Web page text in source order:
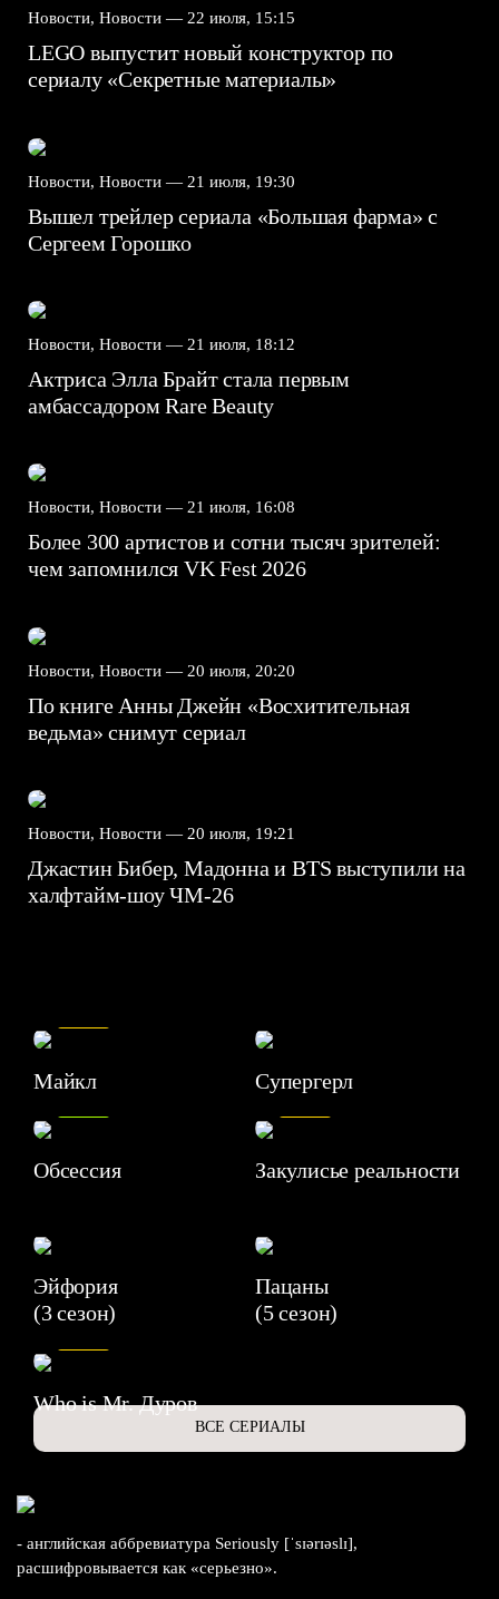
Новости, Новости — 22 июля, 15:15
LEGO выпустит новый конструктор по
сериалу «Секретные материалы»
Новости, Новости — 21 июля, 19:30
Вышел трейлер сериала «Большая фарма» с
Сергеем Горошко
Новости, Новости — 21 июля, 18:12
Актриса Элла Брайт стала первым
амбассадором Rare Beauty
Новости, Новости — 21 июля, 16:08
Более 300 артистов и сотни тысяч зрителей:
чем запомнился VK Fest 2026
Новости, Новости — 20 июля, 20:20
По книге Анны Джейн «Восхитительная
ведьма» снимут сериал
Новости, Новости — 20 июля, 19:21
Джастин Бибер, Мадонна и BTS выступили на
халфтайм-шоу ЧМ-26
Майкл Супергерл
8.2
Обсессия
7.1
Закулисье реальности
Эйфория
(3 сезон)
Пацаны
(5 сезон)
Who is Mr. Дуров
ВСЕ СЕРИАЛЫ
- английская аббревиатура Seriously [ˈsɪərɪəslɪ],
расшифровывается как «серьезно».